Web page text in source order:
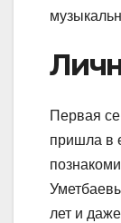
Первая
пришла в
лет и